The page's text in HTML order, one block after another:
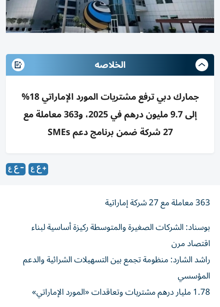
الخلاصه
جمارك دبي ترفع مشتريات المورد الإماراتي 18%
إلى 9.7 مليون درهم في 2025، و363 معاملة مع
27 شركة ضمن برنامج دعم SMEs
363 معاملة مع 27 شركة إماراتية
بوسناد: الشركات الصغيرة والمتوسطة ركيزة أساسية لبناء
اقتصاد مرن
راشد الشارد: منظومة تجمع بين التسهيلات الشرائية والدعم
المؤسسي
1.78 مليار درهم مشتريات وتعاقدات «المورد الإماراتي»